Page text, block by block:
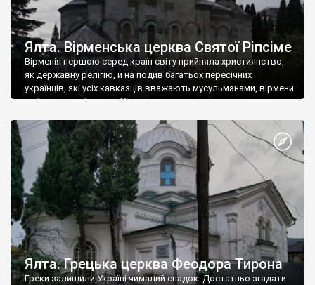
Ялта. Вірменська церква Святої Ріпсіме
Вірменія першою серед країн світу прийняла християнство,
як державну релігію, й на подив багатьох пересічних
українців, які усіх кавказців вважають мусульманами, вірмени
є відданими вірянами Христа
Ялта. Грецька церква Феодора Тирона
Греки залишили Україні чималий спадок. Достатньо згадати